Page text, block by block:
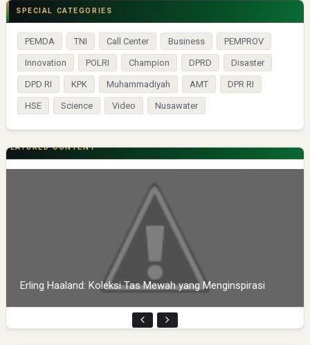
SPECIAL CATEGORIES
PEMDA TNI Call Center Business PEMPROV
Innovation POLRI Champion DPRD Disaster
DPD RI KPK Muhammadiyah AMT DPR RI
HSE Science Video Nusawater
FEATURED CONTENT
Erling Haaland: Koleksi Tas Mewah yang Menginspirasi